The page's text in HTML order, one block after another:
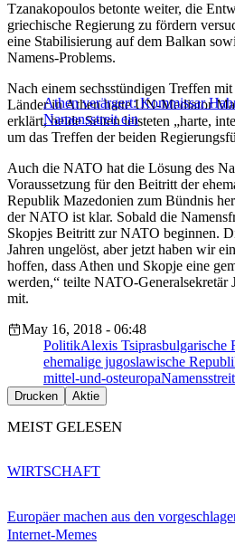
Tzanakopoulos betonte weiter, die
griechische Regierung zu fördern
eine Stabilisierung auf dem Balkan
Namens-Problems.
Athen verärgert: Kommissar
Namensstreit ein
Nach einem sechsstündigen Treffen
Länder in Athen hatte UN-Mediator
erklärt, beide Seiten leisteten „harte,
um das Treffen der beiden
Auch die NATO hat die Lösung des
Voraussetzung für den Beitritt der
Republik Mazedonien zum Bündnis
der NATO ist klar. Sobald die
Skopjes Beitritt zur NATO beginnen.
Jahren ungelöst, aber jetzt haben wir
hoffen, dass Athen und Skopje eine
werden,“ teilte NATO-Generalsekretär
mit.
May 16, 2018 - 06:48
PolitikAlexis Tsiprasbulgarische
ehemalige jugoslawische
mittel-und-osteuropaNamensstreit
Drucken Aktie
MEIST GELESEN
Europäer machen aus den
Internet-Memes
WIRTSCHAFT